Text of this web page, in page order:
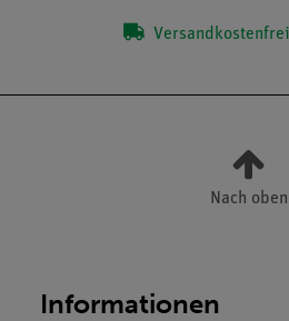
Nach oben
Informationen